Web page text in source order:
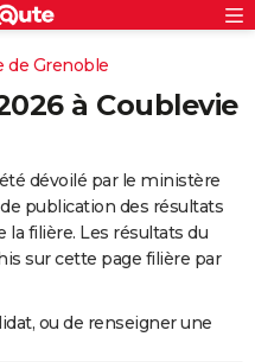
de Grenoble
à Coublevie
dévoilé par le ministère
publication des résultats
la filière. Les résultats du
sur cette page filière par
ou de renseigner une